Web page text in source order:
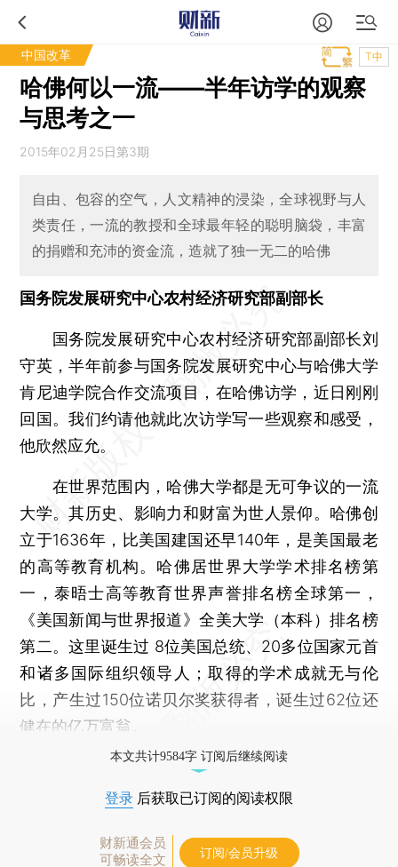
中国改革 T中
哈佛何以一流——半年访学的观察
与思考之一
2015年02月25日第3期
自由、包容的空气，人文精神的浸染，全球视野与人
类责任，一流的教授和全球最年轻的聪明脑袋，丰富
的捐赠和充沛的资金流，造就了独一无二的哈佛
国务院发展研究中心农村经济研究部副部长
国务院发展研究中心农村经济研究部副部长刘
守英，半年前参与国务院发展研究中心与哈佛大学
肯尼迪学院合作交流项目，在哈佛访学，近日刚刚
回国。我们约请他就此次访学写一些观察和感受，
他欣然应允。
在世界范围内，哈佛大学都是无可争议的一流
大学。其历史、影响力和财富为世人景仰。哈佛创
立于1636年，比美国建国还早140年，是美国最老
的高等教育机构。哈佛居世界大学学术排名榜第
一，泰晤士高等教育世界声誉排名榜全球第一，
《美国新闻与世界报道》全美大学（本科）排名榜
第二。这里诞生过 8位美国总统、20多位国家元首
和诸多国际组织领导人；取得的学术成就无与伦
比，产生过150位诺贝尔奖获得者，诞生过62位还
健在的亿万富翁。
本文共计9584字 订阅后继续阅读
登录 后获取已订阅的阅读权限
财新通会员
可畅读全文
订阅/会员升级